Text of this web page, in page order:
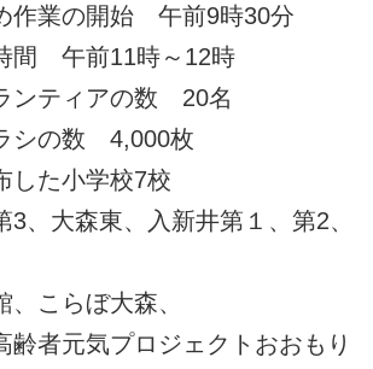
作業の開始 午前9時30分
間 午前11時～12時
ンティアの数 20名
シの数 4,000枚
た小学校7校
、大森東、入新井第１、第2、
こらぼ大森、
者元気プロジェクトおおもり